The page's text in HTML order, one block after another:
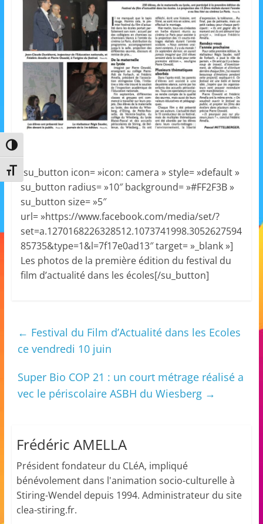
Passer en contraste élevé
Changer la taille de la police
A
n
i
m
a
t
i
o
p
a
t
i
d
n
C
L
é
[su_button icon= »icon: camera » style= »default »
su_button radius= »10″ background= »#FF2F3B »
su_button size= »5″
url= »https://www.facebook.com/media/set/?
set=a.1270168226328512.1073741998.3052627594
85735&type=1&l=7f17e0ad13″ target= »_blank »]
Les photos de la première édition du festival du
film d’actualité dans les écoles[/su_button]
← Festival du Film d’Actualité dans les Ecoles
ce vendredi 10 juin
Super Bio COP 21 : un court métrage réalisé a
vec le périscolaire ASBH du Wiesberg →
Frédéric AMELLA
Président fondateur du CLéA, impliqué
bénévolement dans l'animation socio-culturelle à
Stiring-Wendel depuis 1994. Administrateur du site
clea-stiring.fr.